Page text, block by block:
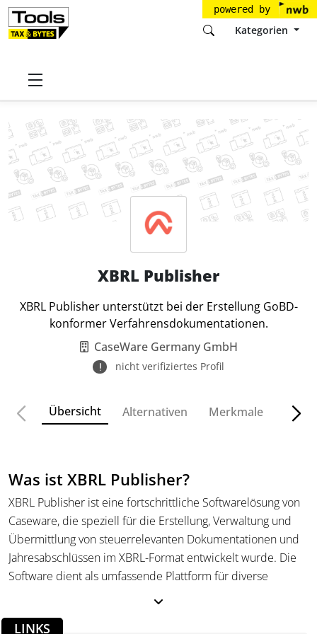
powered by
Kategorien
Startseite
XBRL Publisher
XBRL Publisher unterstützt bei der Erstellung GoBD-
konformer Verfahrensdokumentationen.
CaseWare Germany GmbH
nicht verifiziertes Profil
Übersicht Alternativen Merkmale
Was ist XBRL Publisher?
XBRL Publisher ist eine fortschrittliche Softwarelösung von
Caseware, die speziell für die Erstellung, Verwaltung und
Übermittlung von steuerrelevanten Dokumentationen und
Jahresabschlüssen im XBRL-Format entwickelt wurde. Die
Software dient als umfassende Plattform für diverse
Steuerberatern sowie Unternehmen jeder Größe. XBRL
LINKS